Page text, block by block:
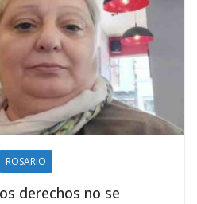
ROSARIO
derechos no se